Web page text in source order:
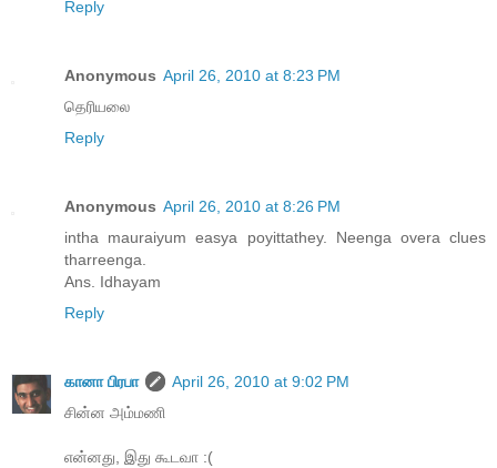
Reply
Anonymous April 26, 2010 at 8:23 PM
தெரியலை
Reply
Anonymous April 26, 2010 at 8:26 PM
intha mauraiyum easya poyittathey. Neenga overa clues
tharreenga.
Ans. Idhayam
Reply
கானா பிரபா
April 26, 2010 at 9:02 PM
சின்ன அம்மணி
என்னது, இது கூடவா :(